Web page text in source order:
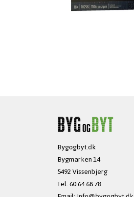
Bygogbyt.dk
Bygmarken 14
5492 Vissenbjerg
Tel: 60 64 68 78